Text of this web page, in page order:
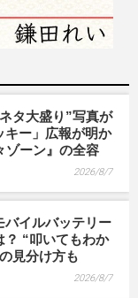
タ大盛り”写真が
キー」広報が明か
ゾーン』の全容
2026/8/7
バイルバッテリー
？ “叩いてもわか
見分け方も
2026/8/7